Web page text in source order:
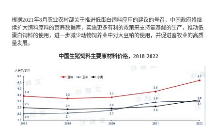
根据2021年8月农业农村部关于推进低蛋白饲料应用的建议的号召，中国政府将继
续扩大饲料原料的营养数据库，实施更多有利的政策来支持氨基酸的生产，推动低
蛋白饲料的使用，进一步减少动物饲养业中对大豆粕的使用，并促进畜牧业的高质
量发展。
中国生猪饲料主要原材料价格，2018-2022